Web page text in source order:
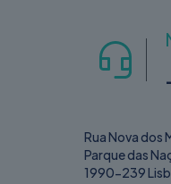
Rua Nova dos
Parque das
1990-239